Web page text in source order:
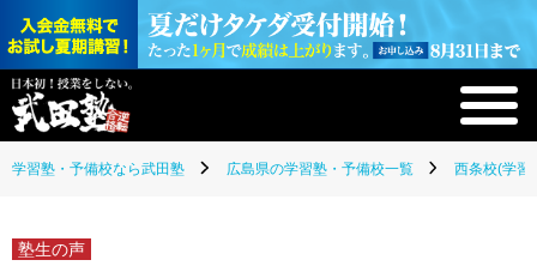
学習塾・予備校なら武田塾 広島県の学習塾・予備校一覧 西条校(学習
塾生の声